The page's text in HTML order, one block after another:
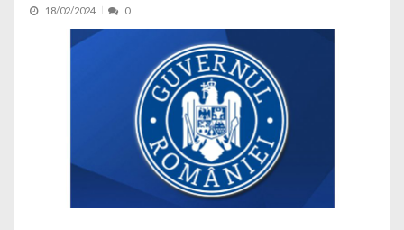
18/02/2024 0